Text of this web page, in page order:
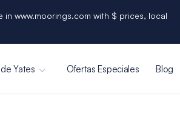
www.moorings.com with $ prices, local
Yates Ofertas Especiales Blog